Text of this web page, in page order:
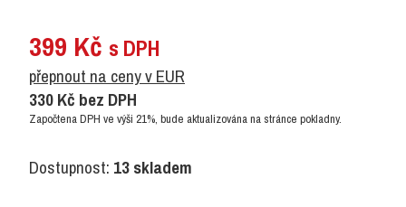
399 Kč s DPH
přepnout na ceny v EUR
330Kč bez DPH
Započtena DPH ve výši 21%, bude aktualizována na stránce pokladny.
Dostupnost: 13 skladem